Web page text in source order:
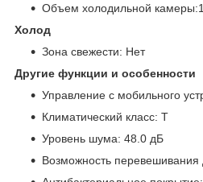
Объем холодильной
Холод
Зона свежести: Нет
Другие функции и особенности
Управление с мобильного
Климатический класс: T
Уровень шума: 48.0 дБ
Возможность перевешивания